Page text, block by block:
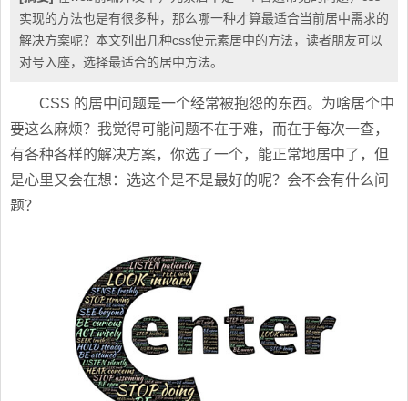
实现的方法也是有很多种，那么哪一种才算最适合当前居中需求的
解决方案呢？本文列出几种css使元素居中的方法，读者朋友可以
对号入座，选择最适合的居中方法。
CSS 的居中问题是一个经常被抱怨的东西。为啥居个中
要这么麻烦？我觉得可能问题不在于难，而在于每次一查，
有各种各样的解决方案，你选了一个，能正常地居中了，但
是心里又会在想：选这个是不是最好的呢？会不会有什么问
题？